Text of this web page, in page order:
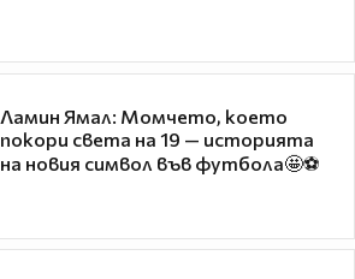
Ламин Ямал: Момчето, което
покори света на 19 — историята
на новия символ във футбола🤩⚽